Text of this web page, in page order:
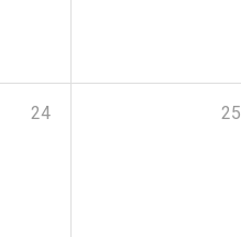
24 25